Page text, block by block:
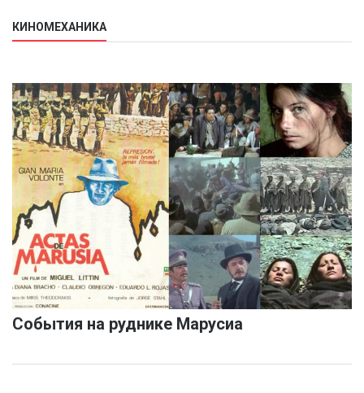
КИНОМЕХАНИКА
События на руднике Марусиа